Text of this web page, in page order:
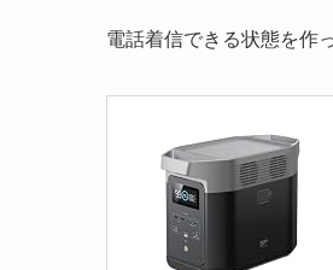
電話着信できる状態を作